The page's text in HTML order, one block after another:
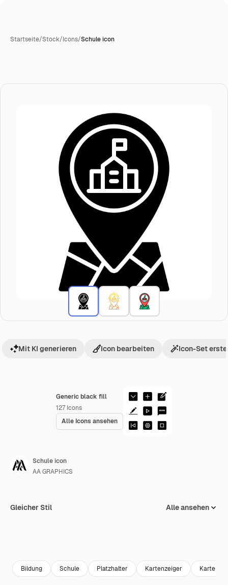
Startseite/Stock/Icons/Schule icon
Generic black fill
127 Icons
Alle Icons ansehen
Mit KI generieren Icon bearbeiten Icon-Set
Schule icon
AA GRAPHICS
Gleicher Stil Alle ansehen
Bildung Schule Platzhalter Kartenzeiger